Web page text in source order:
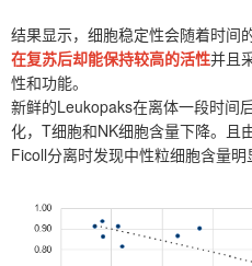
结果显示，细胞稳定性会随着时间
在复苏后却能保持较高的活性并且
性和功能。
新鲜的Leukopaks在离体一段时间
化，T细胞和NK细胞含量下降。且
Ficoll分离时发现中性粒细胞含量明